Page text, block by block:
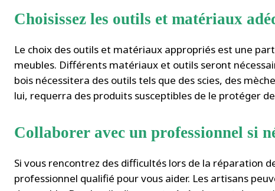
Choisissez les outils et matériaux
Le choix des outils et matériaux appropriés est une
meubles. Différents matériaux et outils seront
bois nécessitera des outils tels que des scies, des
lui, requerra des produits susceptibles de le protéger
Collaborer avec un professionnel si
Si vous rencontrez des difficultés lors de la réparation
professionnel qualifié pour vous aider. Les artisans